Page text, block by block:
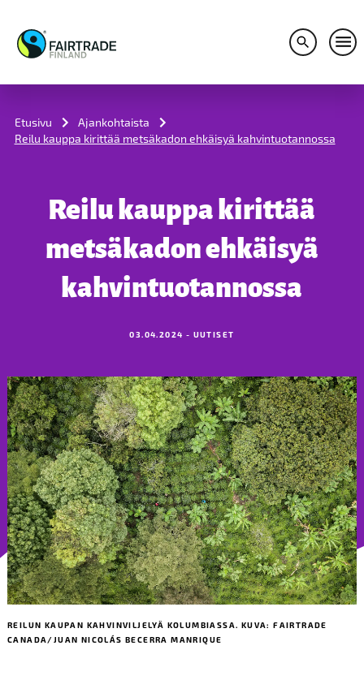
Avaa
Etusivu
Ajankohtaista
Reilu kauppa kirittää metsäkadon ehkäisyä kahvintuotannossa
Reilu kauppa kirittää
metsäkadon ehkäisyä
kahvintuotannossa
03.04.2024 - UUTISET
REILUN KAUPAN KAHVINVILJELYÄ KOLUMBIASSA. KUVA: FAIRTRADE
CANADA/JUAN NICOLÁS BECERRA MANRIQUE